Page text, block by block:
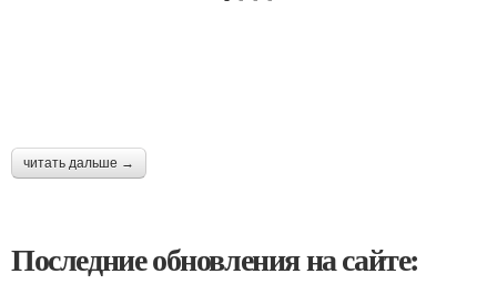
читать дальше →
Последние обновления на сайте: